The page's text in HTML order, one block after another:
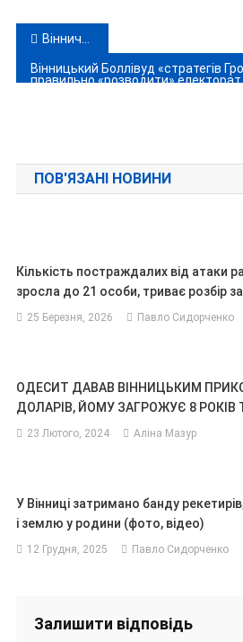
Навігація
записів
Вінниччина прийняла делегацію Сербії: обговорили гуманітарні проєкти і подальшу співпрацю
Вінницький Боллівуд «стратегів
правильно «розводити» електорат
ПОВ'ЯЗАНІ НОВИНИ
Кількість постраждалих від атаки
зросла до 21 особи, триває розбір
25 Березня, 2026 Павло Сидорченко
ОДЕСИТ ДАВАВ ВІННИЦЬКИМ
ДОЛАРІВ, ЙОМУ ЗАГРОЖУЄ 8 РОКІВ
23 Лютого, 2024 Аліна Мазур
У Вінниці затримано банду
і землю у родини (фото, відео)
12 Грудня, 2025 Павло Сидорченко
Залишити відповідь